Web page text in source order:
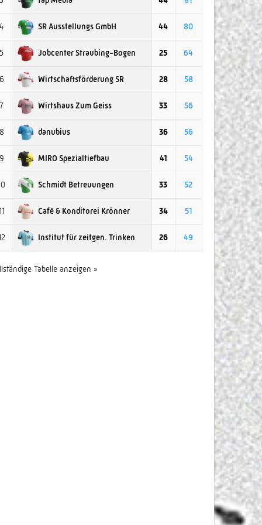
SR Ausstellungs GmbH 44 80
5 Jobcenter Straubing-Bogen 25 64
Wirtschaftsförderung SR 28 58
7 Wirtshaus Zum Geiss 33 56
danubius 36 56
MIRO Spezialtiefbau 41 54
Schmidt Betreuungen 33 52
Café & Konditorei Krönner 34 51
Institut für zeitgen. Trinken 26 49
Tabelle anzeigen »